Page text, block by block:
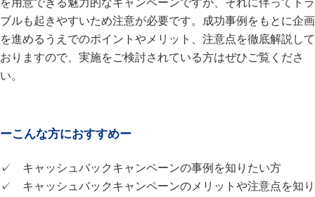
ブルも起きやすいため注意が必要です。成功事例をもとに企画
を進めるうえでのポイントやメリット、注意点を徹底解説して
おりますので、実施をご検討されている方はぜひご覧くださ
い。
ーこんな方におすすめー
✓ キャッシュバックキャンペーンの事例を知りたい方
✓ キャッシュバックキャンペーンのメリットや注意点を知り